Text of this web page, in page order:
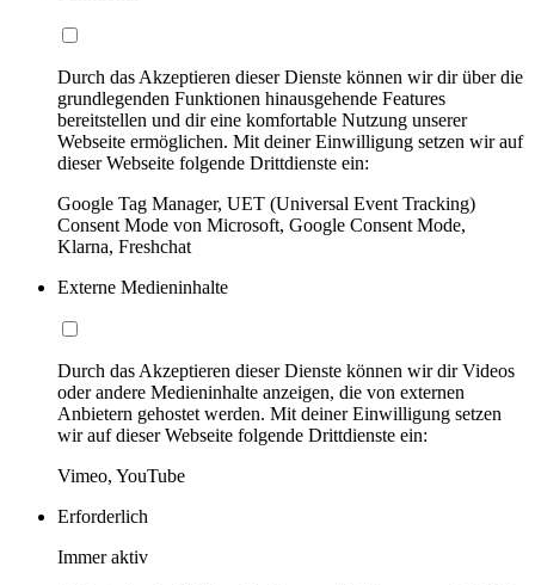
Durch das Akzeptieren dieser Dienste können wir dir über die
grundlegenden Funktionen hinausgehende Features
bereitstellen und dir eine komfortable Nutzung unserer
Webseite ermöglichen. Mit deiner Einwilligung setzen wir auf
dieser Webseite folgende Drittdienste ein:
Google Tag Manager, UET (Universal Event Tracking)
Consent Mode von Microsoft, Google Consent Mode,
Klarna, Freshchat
Externe Medieninhalte
Durch das Akzeptieren dieser Dienste können wir dir Videos
oder andere Medieninhalte anzeigen, die von externen
Anbietern gehostet werden. Mit deiner Einwilligung setzen
wir auf dieser Webseite folgende Drittdienste ein:
Vimeo, YouTube
Erforderlich
Immer aktiv